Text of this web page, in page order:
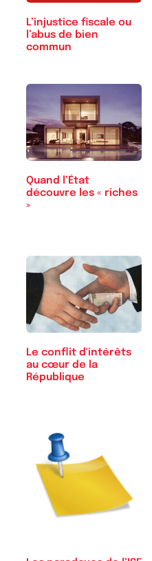
L’injustice fiscale ou
l’abus de bien
commun
Quand l’État
découvre les « riches
»
Le conflit d'intérêts
au cœur de la
République